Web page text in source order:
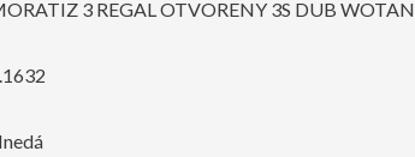
3 REGAL OTVORENY 3S DUB WOTAN